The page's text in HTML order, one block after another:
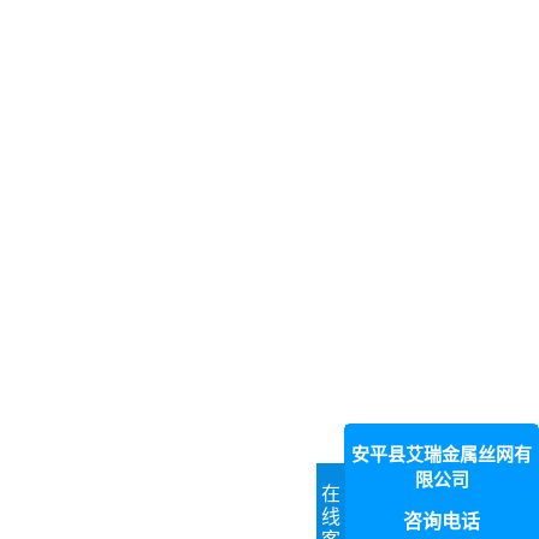
在
线
安平县艾瑞金属丝网有
限公司
咨询电话